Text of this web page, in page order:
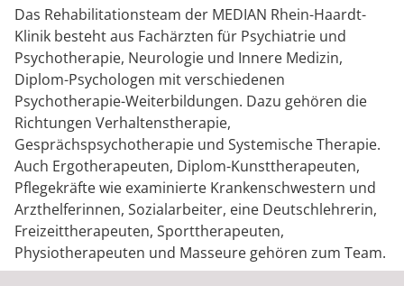
Das Rehabilitationsteam der MEDIAN Rhein-Haardt-
Klinik besteht aus Fachärzten für Psychiatrie und
Psychotherapie, Neurologie und Innere Medizin,
Diplom-Psychologen mit verschiedenen
Psychotherapie-Weiterbildungen. Dazu gehören die
Richtungen Verhaltenstherapie,
Gesprächspsychotherapie und Systemische Therapie.
Auch Ergotherapeuten, Diplom-Kunsttherapeuten,
Pflegekräfte wie examinierte Krankenschwestern und
Arzthelferinnen, Sozialarbeiter, eine Deutschlehrerin,
Freizeittherapeuten, Sporttherapeuten,
Physiotherapeuten und Masseure gehören zum Team.